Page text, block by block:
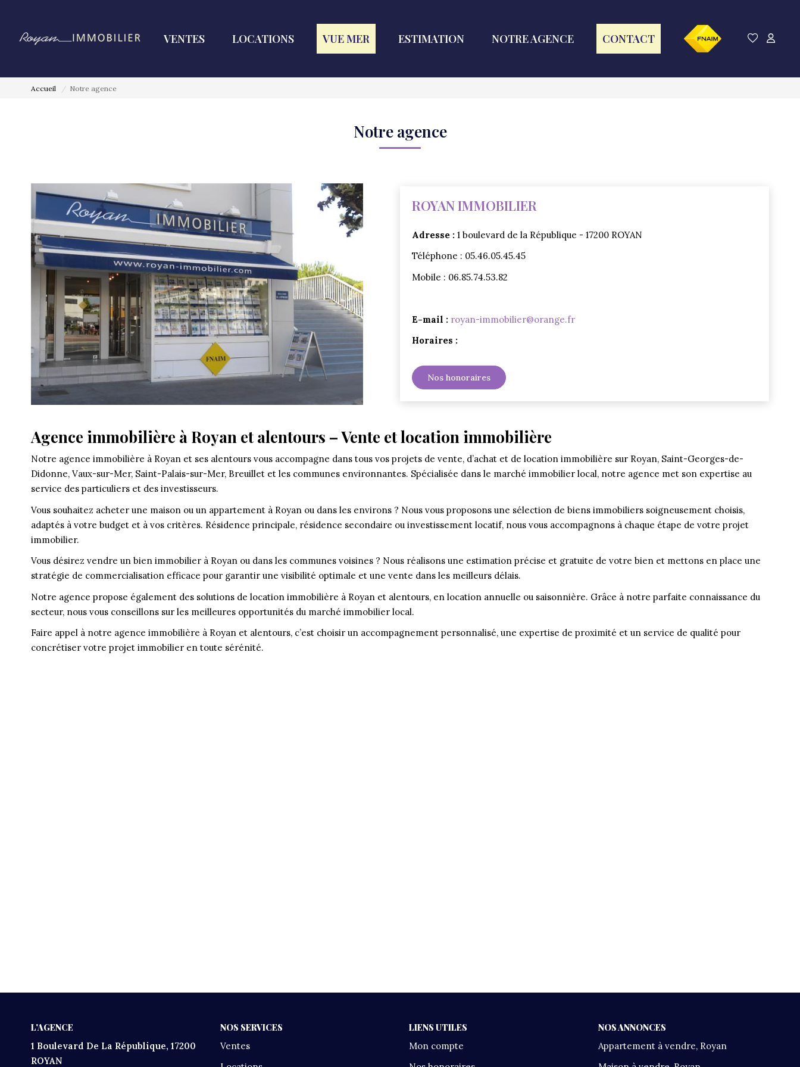
VENTES LOCATIONS VUE MER ESTIMATION NOTRE AGENCE CONTACT
Accueil Notre agence
Notre agence
ROYAN IMMOBILIER
Adresse : 1 boulevard de la République - 17200 ROYAN
Téléphone : 05.46.05.45.45
Mobile : 06.85.74.53.82
E-mail : royan-immobilier@orange.fr
Horaires :
Nos honoraires
Agence immobilière à Royan et alentours – Vente et location immobilière
Notre agence immobilière à Royan et ses alentours vous accompagne dans tous vos projets de vente, d’achat et de location immobilière sur Royan, Saint-Georges-de-
Didonne, Vaux-sur-Mer, Saint-Palais-sur-Mer, Breuillet et les communes environnantes. Spécialisée dans le marché immobilier local, notre agence met son expertise au
service des particuliers et des investisseurs.
Vous souhaitez acheter une maison ou un appartement à Royan ou dans les environs ? Nous vous proposons une sélection de biens immobiliers soigneusement choisis,
adaptés à votre budget et à vos critères. Résidence principale, résidence secondaire ou investissement locatif, nous vous accompagnons à chaque étape de votre projet
immobilier.
Vous désirez vendre un bien immobilier à Royan ou dans les communes voisines ? Nous réalisons une estimation précise et gratuite de votre bien et mettons en place une
stratégie de commercialisation efficace pour garantir une visibilité optimale et une vente dans les meilleurs délais.
Notre agence propose également des solutions de location immobilière à Royan et alentours, en location annuelle ou saisonnière. Grâce à notre parfaite connaissance du
secteur, nous vous conseillons sur les meilleures opportunités du marché immobilier local.
Faire appel à notre agence immobilière à Royan et alentours, c’est choisir un accompagnement personnalisé, une expertise de proximité et un service de qualité pour
concrétiser votre projet immobilier en toute sérénité.
L'AGENCE
1 Boulevard De La République, 17200
ROYAN
NOS SERVICES
Ventes
LIENS UTILES
Mon compte
NOS ANNONCES
Appartement à vendre, Royan